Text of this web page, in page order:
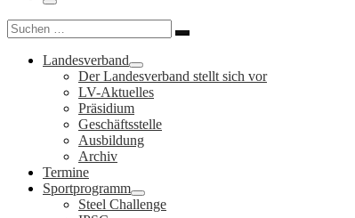
Menü
Suche
Suchen …
Landesverband
Der Landesverband stellt sich vor
LV-Aktuelles
Präsidium
Geschäftsstelle
Ausbildung
Archiv
Termine
Sportprogramm
Steel Challenge